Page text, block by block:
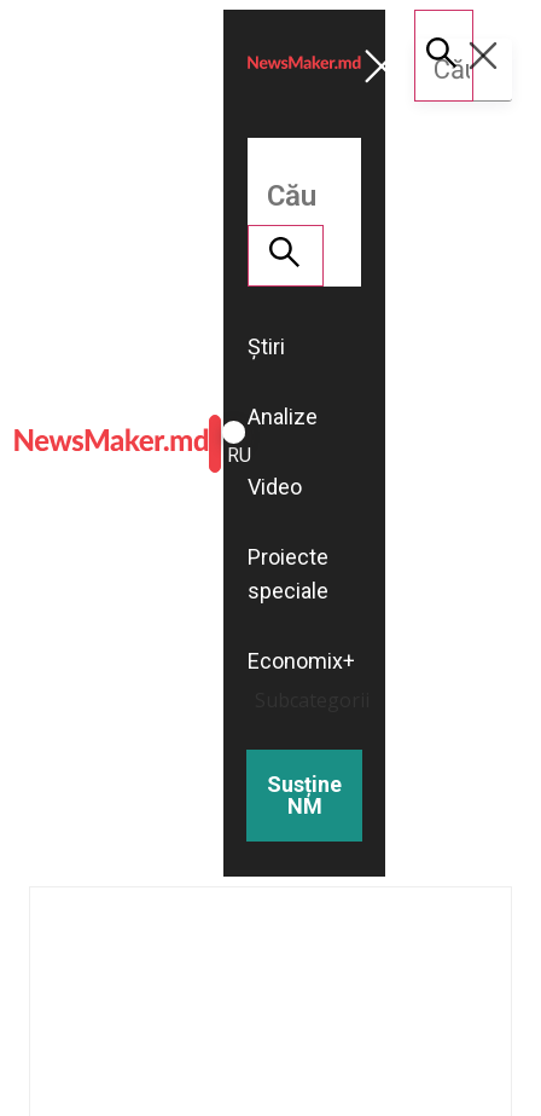
ROMÂNĂ
RU
Știri
Analize
Video
Proiecte
speciale
Economix+
Susține
NM